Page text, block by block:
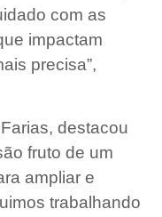
com as
impactam
precisa”,
destacou
fruto de um
ampliar e
trabalhando